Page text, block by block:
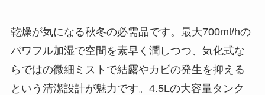
乾燥が気になる秋冬の必需品です。最大700ml/hの
パワフル加湿で空間を素早く潤しつつ、気化式な
らではの微細ミストで結露やカビの発生を抑える
という清潔設計が魅力です。4.5Lの大容量タンク